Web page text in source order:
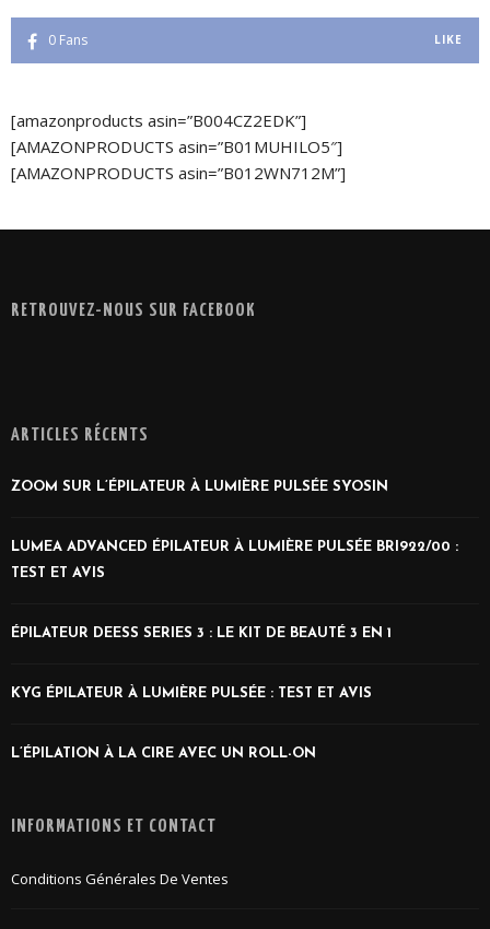
0 Fans LIKE
[amazonproducts asin=”B004CZ2EDK”]
[AMAZONPRODUCTS asin=”B01MUHILO5″]
[AMAZONPRODUCTS asin=”B012WN712M”]
RETROUVEZ-NOUS SUR FACEBOOK
ARTICLES RÉCENTS
ZOOM SUR L’ÉPILATEUR À LUMIÈRE PULSÉE SYOSIN
LUMEA ADVANCED ÉPILATEUR À LUMIÈRE PULSÉE BRI922/00 :
TEST ET AVIS
ÉPILATEUR DEESS SERIES 3 : LE KIT DE BEAUTÉ 3 EN 1
KYG ÉPILATEUR À LUMIÈRE PULSÉE : TEST ET AVIS
L’ÉPILATION À LA CIRE AVEC UN ROLL-ON
INFORMATIONS ET CONTACT
Conditions Générales De Ventes